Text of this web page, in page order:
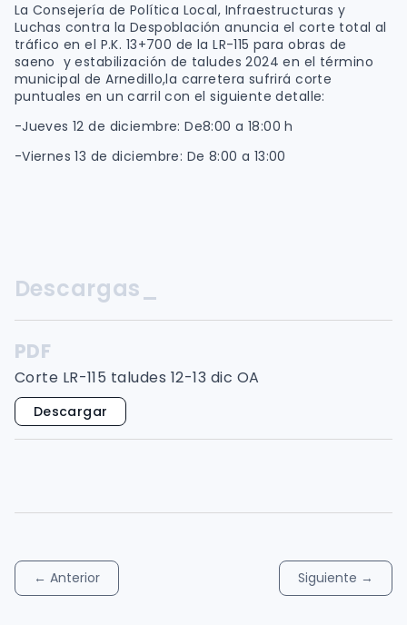
La Consejería de Política Local, Infraestructuras y
Luchas contra la Despoblación anuncia el corte total al
tráfico en el P.K. 13+700 de la LR-115 para obras de
saeno y estabilización de taludes 2024 en el término
municipal de Arnedillo,la carretera sufrirá corte
puntuales en un carril con el siguiente detalle:
-Jueves 12 de diciembre: De8:00 a 18:00 h
-Viernes 13 de diciembre: De 8:00 a 13:00
Descargas_
PDF
Corte LR-115 taludes 12-13 dic OA
Descargar
← Anterior Siguiente →